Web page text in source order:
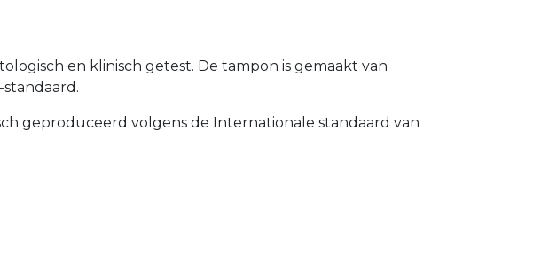
en klinisch getest. De tampon is gemaakt van
geproduceerd volgens de Internationale standaard van